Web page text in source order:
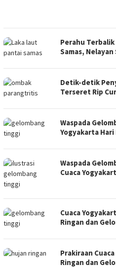
Perahu
Samas,
Detik-detik
Terseret Rip
Waspada
Yogyakarta Hari
Waspada
Cuaca
Cuaca
Ringan dan
Prakiraan
Ringan dan